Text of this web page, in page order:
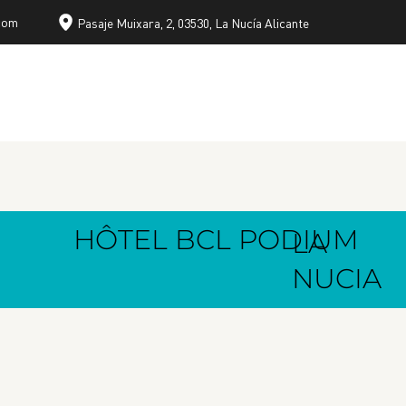
HÔTEL BCL PODIUM
LA
NUCIA
Pasaje Muixara, 2, 03530, La Nucía Alicante